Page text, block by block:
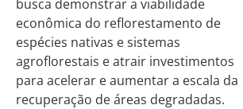
busca demonstrar a viabilidade
econômica do reflorestamento de
espécies nativas e sistemas
agroflorestais e atrair investimentos
para acelerar e aumentar a escala da
recuperação de áreas degradadas.